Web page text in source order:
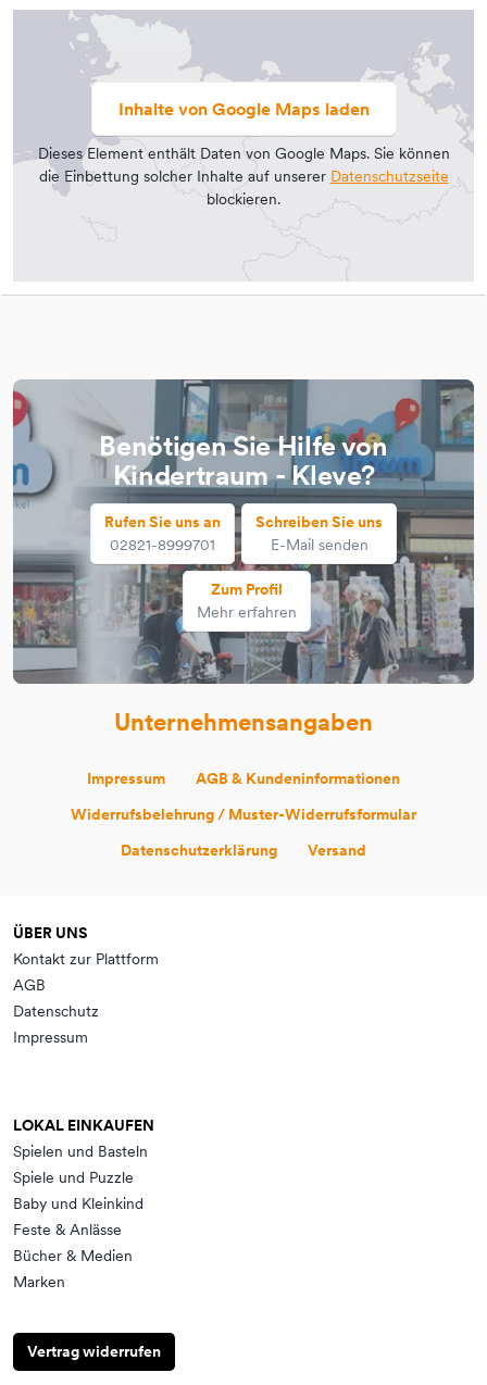
Inhalte von Google Maps laden
Dieses Element enthält Daten von Google Maps. Sie können
die Einbettung solcher Inhalte auf unserer Datenschutzseite
blockieren.
Benötigen Sie Hilfe von
Kindertraum - Kleve?
Rufen Sie uns an
02821-8999701
Schreiben Sie uns
E-Mail senden
Zum Profil
Mehr erfahren
Unternehmensangaben
Impressum
AGB & Kundeninformationen
Widerrufsbelehrung / Muster-Widerrufsformular
Datenschutzerklärung
Versand
ÜBER UNS
Kontakt zur Plattform
AGB
Datenschutz
Impressum
LOKAL EINKAUFEN
Spielen und Basteln
Spiele und Puzzle
Baby und Kleinkind
Feste & Anlässe
Bücher & Medien
Marken
Vertrag widerrufen